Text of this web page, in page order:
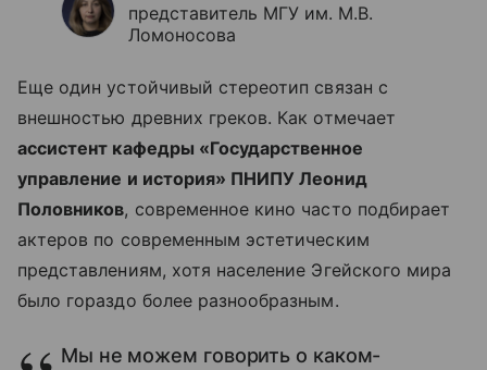
представитель МГУ им. М.В.
Ломоносова
Еще один устойчивый стереотип связан с
внешностью древних греков. Как отмечает
ассистент кафедры «Государственное
управление и история» ПНИПУ Леонид
Половников, современное кино часто подбирает
актеров по современным эстетическим
представлениям, хотя население Эгейского мира
было гораздо более разнообразным.
Мы не можем говорить о каком-